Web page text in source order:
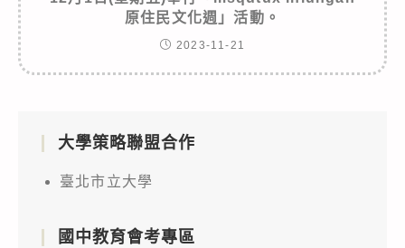
原住民文化週」活動。
2023-11-21
大學策略聯盟合作
臺北市立大學
國中教育會考專區